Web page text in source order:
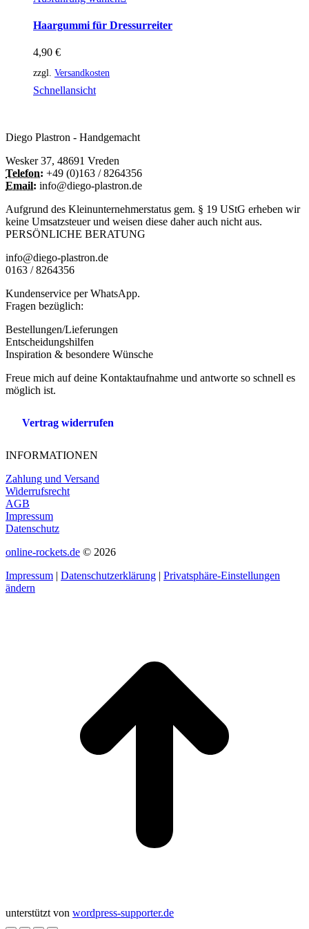
weist
Produktseite
Haargummi für Dressurreiter
4,90 €
zzgl. Versandkosten
Schnellansicht
Diego Plastron - Handgemacht
Wesker 37, 48691 Vreden
Telefon: +49 (0)163 / 8264356
Email: info@diego-plastron.de
Aufgrund des Kleinunternehmerstatus gem. § 19 UStG erheben wir
keine Umsatzsteuer und weisen diese daher auch nicht aus.
PERSÖNLICHE BERATUNG
info@diego-plastron.de
0163 / 8264356
Kundenservice per WhatsApp.
Fragen bezüglich:
Bestellungen/Lieferungen
Entscheidungshilfen
Inspiration & besondere Wünsche
Freue mich auf deine Kontaktaufnahme und antworte so schnell es
möglich ist.
Vertrag widerrufen
INFORMATIONEN
Zahlung und Versand
Widerrufsrecht
AGB
Impressum
Datenschutz
online-rockets.de © 2026
Impressum | Datenschutzerklärung | Privatsphäre-Einstellungen
ändern
unterstützt von wordpress-supporter.de